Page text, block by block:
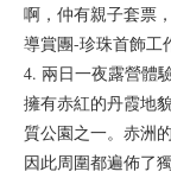
啊，仲有親子套票
導賞團-珍珠首飾工
4. 兩日一夜露營體
擁有赤紅的丹霞地
質公園之一。赤洲
因此周圍都遍佈了